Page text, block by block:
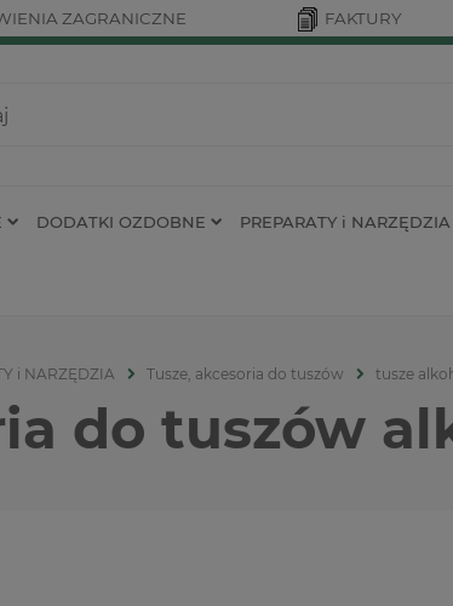
ZAGRANICZNE FAKTURY
DODATKI OZDOBNE PREPARATY i NARZĘDZIA
i NARZĘDZIA Tusze, akcesoria do tuszów tusze
do tuszów